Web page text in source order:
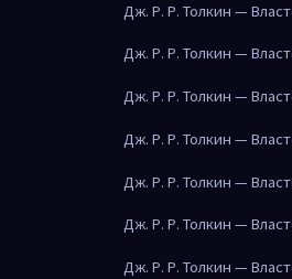
Дж. Р. Р. Толкин —
Дж. Р. Р. Толкин —
Дж. Р. Р. Толкин —
Дж. Р. Р. Толкин —
Дж. Р. Р. Толкин —
Дж. Р. Р. Толкин —
Дж. Р. Р. Толкин —